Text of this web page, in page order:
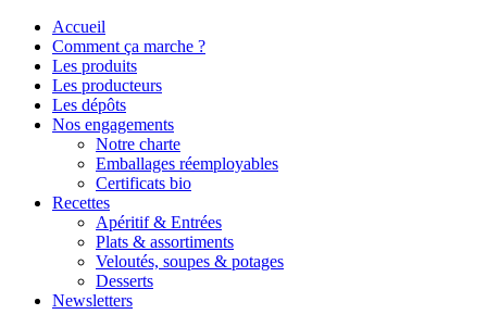
Accueil
Comment ça marche ?
Les produits
Les producteurs
Les dépôts
Nos engagements
Notre charte
Emballages réemployables
Certificats bio
Recettes
Apéritif & Entrées
Plats & assortiments
Veloutés, soupes & potages
Desserts
Newsletters